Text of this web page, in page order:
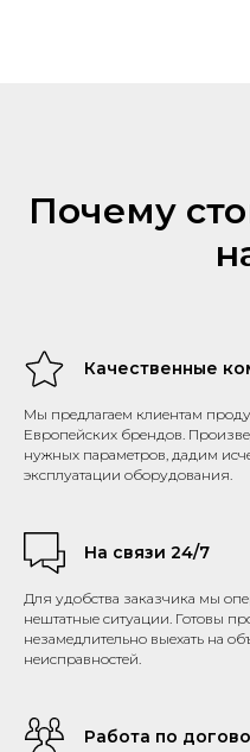
Почему
Качественные
Мы предлагаем клиентам
Европейских брендов.
нужных параметров, дадим
эксплуатации оборудования.
На связи 24/7
Для удобства заказчика мы
нештатные ситуации. Готовы
незамедлительно выехать на
неисправностей.
Работа по